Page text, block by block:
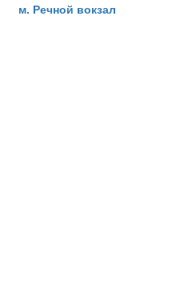
м. Речной вокзал